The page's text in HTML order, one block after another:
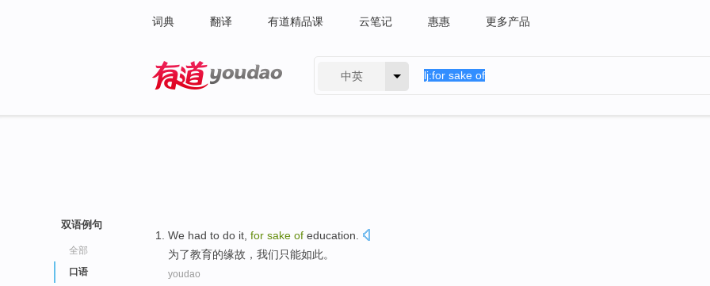
词典 翻译 有道精品课 云笔记 惠惠 更多产品
中英
双语例句
全部
口语
We had to do it, for sake of education
为了教育的缘故， 我们只能如此。
youdao